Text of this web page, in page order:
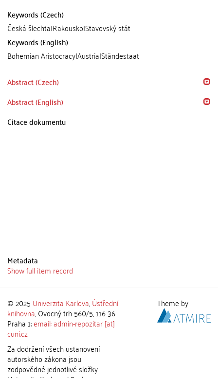
Keywords (Czech)
Česká šlechta|Rakousko|Stavovský stát
Keywords (English)
Bohemian Aristocracy|Austria|Ständestaat
Abstract (Czech)
Abstract (English)
Citace dokumentu
Metadata
Show full item record
© 2025 Univerzita Karlova,Ústřední
knihovna, Ovocný trh 560/5, 116 36
Praha 1;email: admin-repozitar [at]
cuni.cz
Za dodržení všech ustanovení
autorského zákona jsou
zodpovědné jednotlivé složky
Theme by